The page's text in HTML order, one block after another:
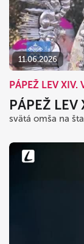
11.06.2026
PÁPEŽ LEV XIV.
PÁPEŽ LEV
svätá omša na